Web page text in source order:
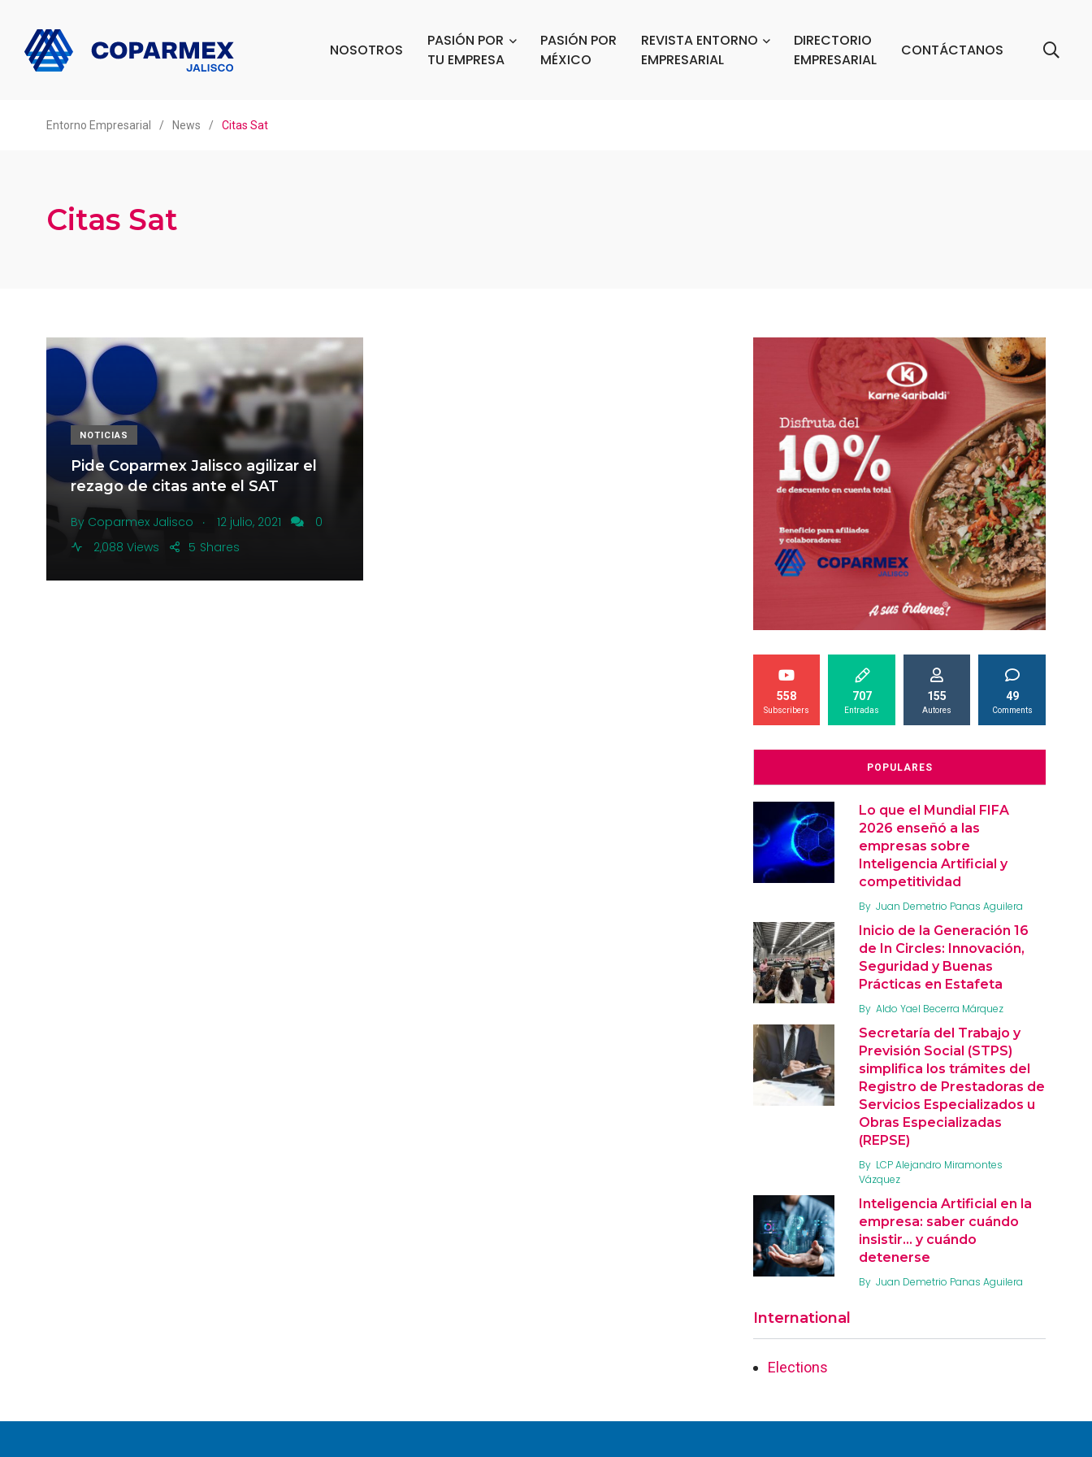
NOSOTROS
PASIÓN POR
TU EMPRESA
PASIÓN POR
MÉXICO
REVISTA ENTORNO
EMPRESARIAL
DIRECTORIO
EMPRESARIAL
CONTÁCTANOS
Entorno Empresarial / News / Citas Sat
Citas Sat
NOTICIAS
Pide Coparmex Jalisco agilizar el
rezago de citas ante el SAT
By Coparmex Jalisco . 12 julio, 2021
0
2,088 Views
Shares
5
558
Subscribers
707
Entradas
155
Autores
49
Comments
POPULARES
Lo que el Mundial FIFA
2026 enseñó a las
empresas sobre
Inteligencia Artificial y
competitividad
By Juan Demetrio Panas Aguilera
Inicio de la Generación 16
de In Circles: Innovación,
Seguridad y Buenas
Prácticas en Estafeta
By Aldo Yael Becerra Márquez
Secretaría del Trabajo y
Previsión Social (STPS)
simplifica los trámites del
Registro de Prestadoras de
Servicios Especializados u
Obras Especializadas
(REPSE)
By LCP Alejandro Miramontes
Vázquez
Inteligencia Artificial en la
empresa: saber cuándo
insistir… y cuándo
detenerse
By Juan Demetrio Panas Aguilera
International
Elections